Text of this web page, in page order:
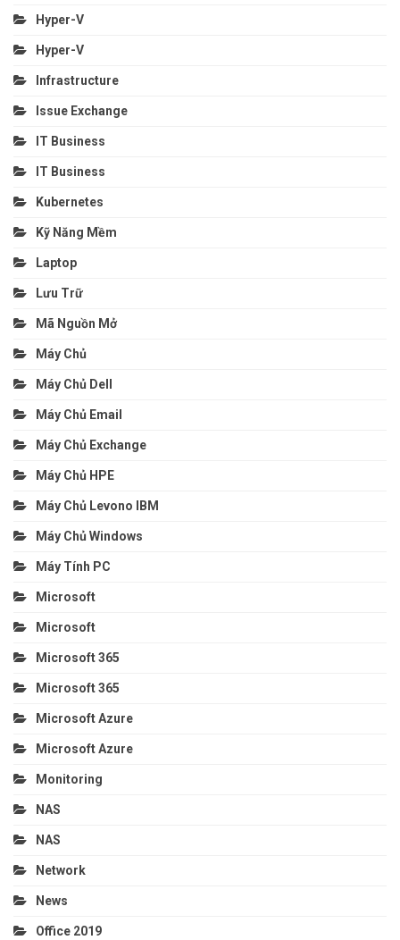
Hyper-V
Hyper-V
Infrastructure
Issue Exchange
IT Business
IT Business
Kubernetes
Kỹ Năng Mềm
Laptop
Lưu Trữ
Mã Nguồn Mở
Máy Chủ
Máy Chủ Dell
Máy Chủ Email
Máy Chủ Exchange
Máy Chủ HPE
Máy Chủ Levono IBM
Máy Chủ Windows
Máy Tính PC
Microsoft
Microsoft
Microsoft 365
Microsoft 365
Microsoft Azure
Microsoft Azure
Monitoring
NAS
NAS
Network
News
Office 2019